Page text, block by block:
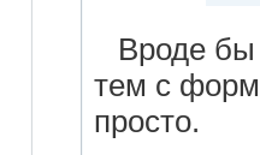
Вроде бы
тем с
просто.